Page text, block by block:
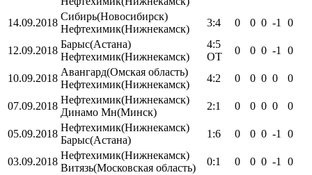
14.09.2018
Сибирь(Новосибирск)
Нефтехимик(Нижнекамск)
3:4 0 0 0 -1 0
12.09.2018
Барыс(Астана)
Нефтехимик(Нижнекамск)
4:5
OT
0 0 0 -1 0
10.09.2018
Авангард(Омская область)
Нефтехимик(Нижнекамск)
4:2 0 0 0 0 0
07.09.2018
Нефтехимик(Нижнекамск)
Динамо Мн(Минск)
2:1 0 0 0 0 0
05.09.2018
Нефтехимик(Нижнекамск)
Барыс(Астана)
1:6 0 0 0 -1 0
03.09.2018
Нефтехимик(Нижнекамск)
Витязь(Московская область)
0:1 0 0 0 -1 0